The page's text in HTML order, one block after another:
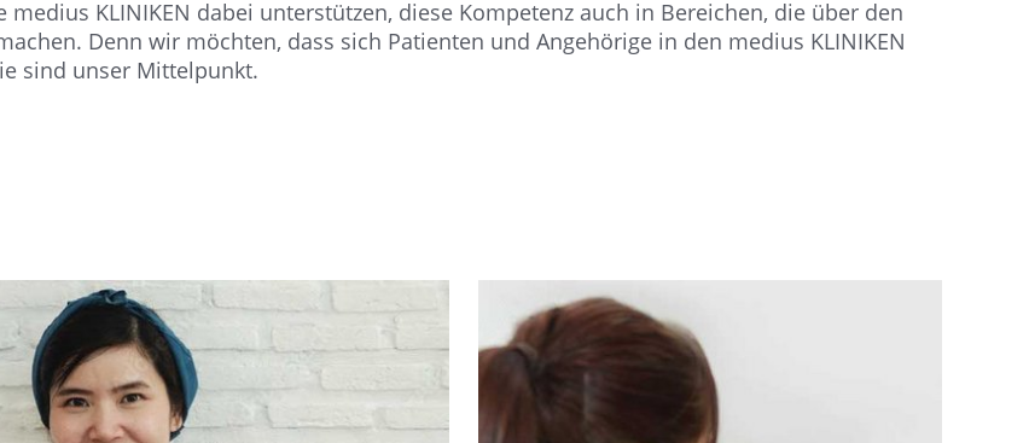
KLINIKEN dabei unterstützen, diese Kompetenz auch in Bereichen, die über den
Denn wir möchten, dass sich Patienten und Angehörige in den medius KLINIKEN
sind unser Mittelpunkt.